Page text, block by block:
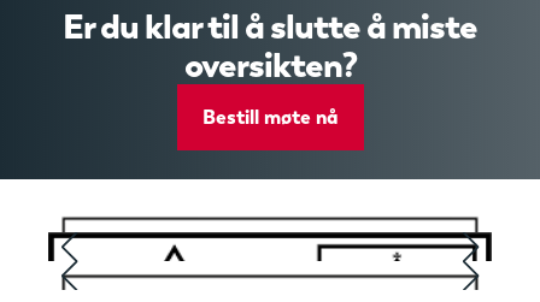
Er du klar til å slutte å miste
oversikten?
Bestill møte nå